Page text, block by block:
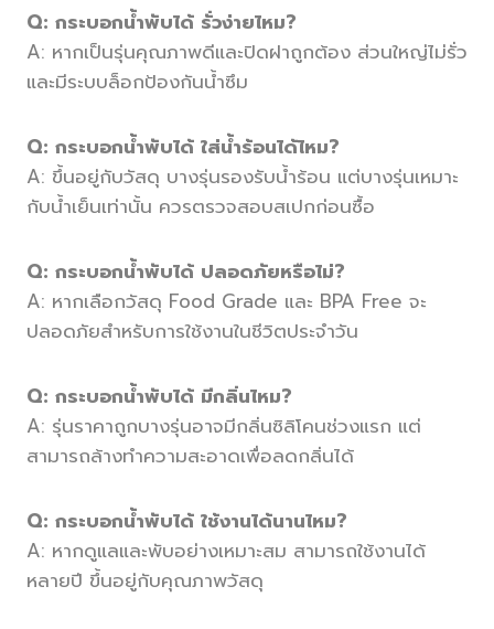
Q: กระบอกน้ำพับได้ รั่วง่ายไหม?
A: หากเป็นรุ่นคุณภาพดีและปิดฝาถูกต้อง ส่วนใหญ่ไม่รั่ว
และมีระบบล็อกป้องกันน้ำซึม
Q: กระบอกน้ำพับได้ ใส่น้ำร้อนได้ไหม?
A: ขึ้นอยู่กับวัสดุ บางรุ่นรองรับน้ำร้อน แต่บางรุ่นเหมาะ
กับน้ำเย็นเท่านั้น ควรตรวจสอบสเปกก่อนซื้อ
Q: กระบอกน้ำพับได้ ปลอดภัยหรือไม่?
A: หากเลือกวัสดุ Food Grade และ BPA Free จะ
ปลอดภัยสำหรับการใช้งานในชีวิตประจำวัน
Q: กระบอกน้ำพับได้ มีกลิ่นไหม?
A: รุ่นราคาถูกบางรุ่นอาจมีกลิ่นซิลิโคนช่วงแรก แต่
สามารถล้างทำความสะอาดเพื่อลดกลิ่นได้
Q: กระบอกน้ำพับได้ ใช้งานได้นานไหม?
A: หากดูแลและพับอย่างเหมาะสม สามารถใช้งานได้
หลายปี ขึ้นอยู่กับคุณภาพวัสดุ